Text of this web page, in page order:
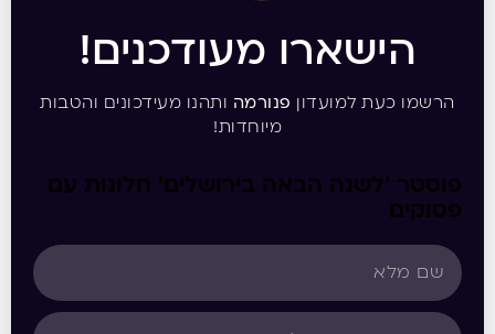
הישארו מעודכנים!
הרשמו כעת למועדון פנורמה ותהנו מעידכונים והטבות
מיוחדות!
פוסטר ‘לשנה הבאה בירושלים’ חלונות עם
פסוקים